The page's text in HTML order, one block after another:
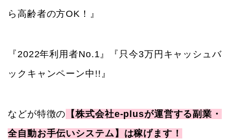
ら高齢者の方OK！』
『2022年利用者No.1』『只今3万円キャッシュバ
ックキャンペーン中!!』
などが特徴の 【株式会社e-plusが運営する副業・
全自動お手伝いシステム】は稼げます！